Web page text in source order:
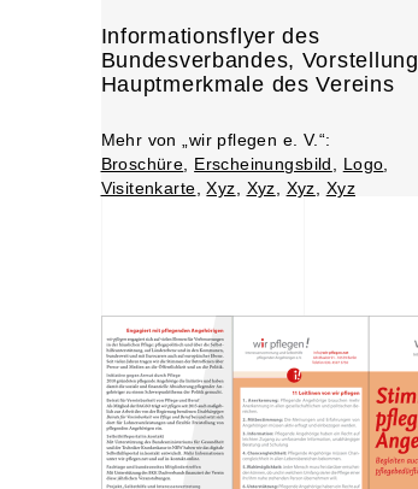
Informationsflyer des
Bundesverbandes,
Hauptmerkmale des Vereins
Mehr von „wir pflegen e. V.“:
Broschüre
Erscheinungsbild Logo
Visitenkarte ,Xyz Xyz Xyz Xyz